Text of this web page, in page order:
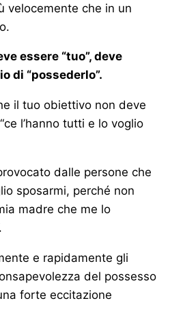
velocemente che in un
essere “tuo”, deve
di “possederlo”.
il tuo obiettivo non deve
l’hanno tutti e lo voglio
dalle persone che
sposarmi, perché non
madre che me lo
e rapidamente gli
del possesso
forte eccitazione